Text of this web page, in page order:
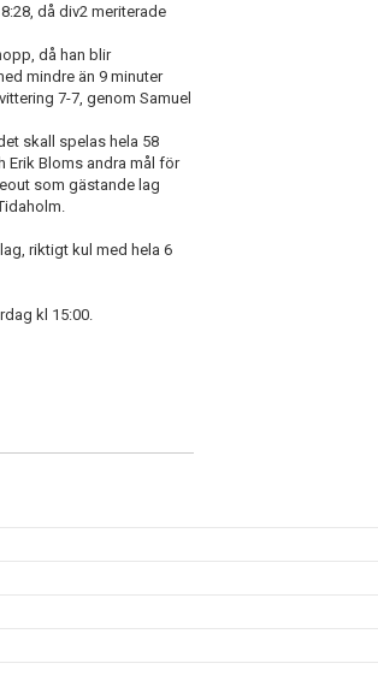
då div2 meriterade
då han blir
mindre än 9 minuter
7-7, genom Samuel
skall spelas hela 58
Erik Bloms andra mål för
som gästande lag
riktigt kul med hela 6
kl 15:00.